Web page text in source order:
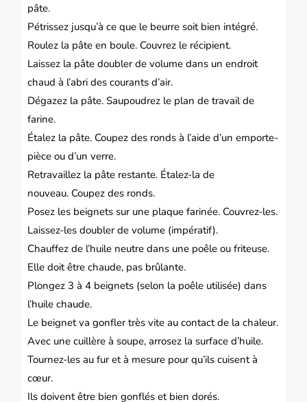
pâte.
Pétrissez jusqu’à ce que le beurre soit bien intégré.
Roulez la pâte en boule. Couvrez le récipient.
Laissez la pâte doubler de volume dans un endroit
chaud à l’abri des courants d’air.
Dégazez la pâte. Saupoudrez le plan de travail de
farine.
Étalez la pâte. Coupez des ronds à l’aide d’un emporte-
pièce ou d’un verre.
Retravaillez la pâte restante. Étalez-la de
nouveau. Coupez des ronds.
Posez les beignets sur une plaque farinée. Couvrez-les.
Laissez-les doubler de volume (impératif).
Chauffez de l’huile neutre dans une poêle ou friteuse.
Elle doit être chaude, pas brûlante.
Plongez 3 à 4 beignets (selon la poêle utilisée) dans
l’huile chaude.
Le beignet va gonfler très vite au contact de la chaleur.
Avec une cuillère à soupe, arrosez la surface d’huile.
Tournez-les au fur et à mesure pour qu’ils cuisent à
cœur.
Ils doivent être bien gonflés et bien dorés.